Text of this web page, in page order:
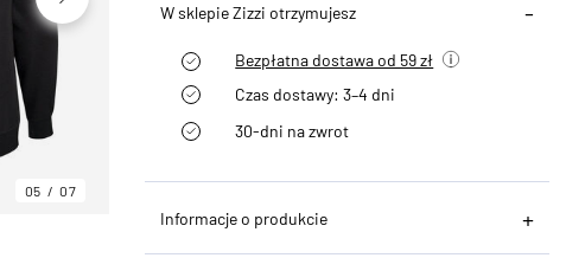
05 07
W sklepie Zizzi otrzymujesz
Bezpłatna dostawa od 59 zł
Czas dostawy: 3–4 dni
30-dni na zwrot
Informacje o produkcie